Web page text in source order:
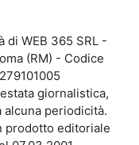
di WEB 365 SRL -
(RM) - Codice
giornalistica,
alcuna periodicità.
prodotto editoriale